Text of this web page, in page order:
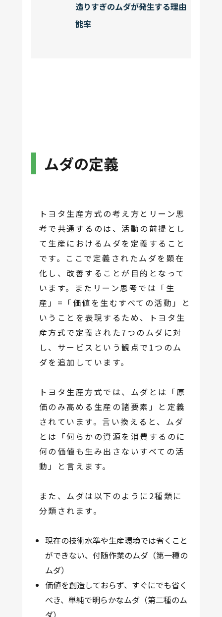
造りすぎのムダが発生する理由
能率
ムダの定義
トヨタ生産方式の考え方とリーン思
考で共通するのは、活動の前提とし
て生産におけるムダを定義すること
です。ここで定義されたムダを顕在
化し、改善することが目的となって
います。またリーン思考では「生
産」=「価値を生むすべての活動」と
いうことを表現するため、トヨタ生
産方式で定義された7つのムダに対
し、サービスという観点で1つのム
ダを追加しています。
トヨタ生産方式では、ムダとは「原
価のみ高める生産の諸要素」と定義
されています。言い換えると、ムダ
とは「何らかの資源を消費するのに
何の価値も生み出さないすべての活
動」と言えます。
また、ムダは以下のように2種類に
分類されます。
現在の技術水準や生産環境では省くこと
ができない、付随作業のムダ（第一種の
ムダ）
価値を創造しておらず、すぐにでも省く
べき、単純で明らかなムダ（第二種のム